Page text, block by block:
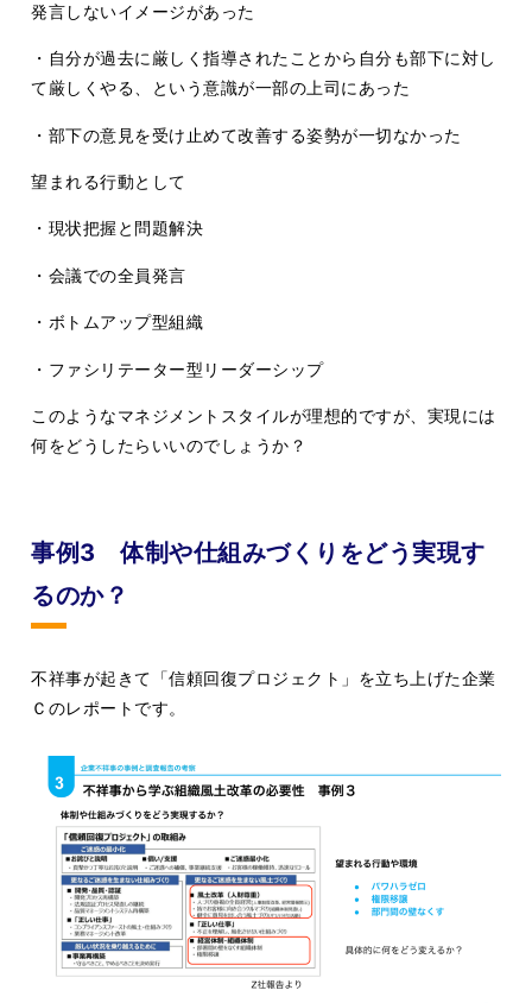
発言しないイメージがあった
・自分が過去に厳しく指導されたことから自分も部下に対し
て厳しくやる、という意識が一部の上司にあった
・部下の意見を受け止めて改善する姿勢が一切なかった
望まれる行動として
・現状把握と問題解決
・会議での全員発言
・ボトムアップ型組織
・ファシリテーター型リーダーシップ
このようなマネジメントスタイルが理想的ですが、実現には
何をどうしたらいいのでしょうか？
事例3 体制や仕組みづくりをどう実現す
るのか？
不祥事が起きて「信頼回復プロジェクト」を立ち上げた企業
Ｃのレポートです。